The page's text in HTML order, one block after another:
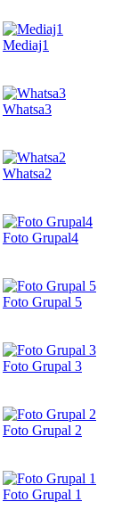
Mediaj1
Whatsa3
Whatsa2
Foto Grupal4
Foto Grupal 5
Foto Grupal 3
Foto Grupal 2
Foto Grupal 1